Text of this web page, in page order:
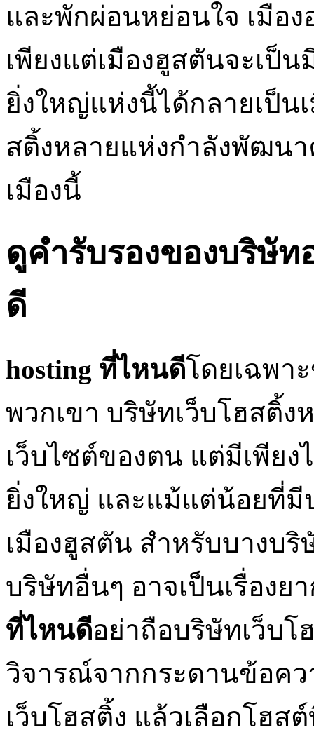
และพักผ่อนหย่อนใจ เมือ
เพียงแต่เมืองฮูสตันจะเป็
ยิ่งใหญ่แห่งนี้ได้กลายเป็น
สติ้งหลายแห่งกำลังพัฒน
เมืองนี้
ดูคำรับรองของบริษัท
ดี
hosting ที่ไหนดีโดยเฉพา
พวกเขา บริษัทเว็บโฮสติ้
เว็บไซต์ของตน แต่มีเพีย
ยิ่งใหญ่ และแม้แต่น้อยที่มี
เมืองฮูสตัน สำหรับบางบ
บริษัทอื่นๆ อาจเป็นเรื่อง
ที่ไหนดีอย่าถือบริษัทเว็บ
วิจารณ์จากกระดานข้อค
เว็บโฮสติ้ง แล้วเลือกโฮ